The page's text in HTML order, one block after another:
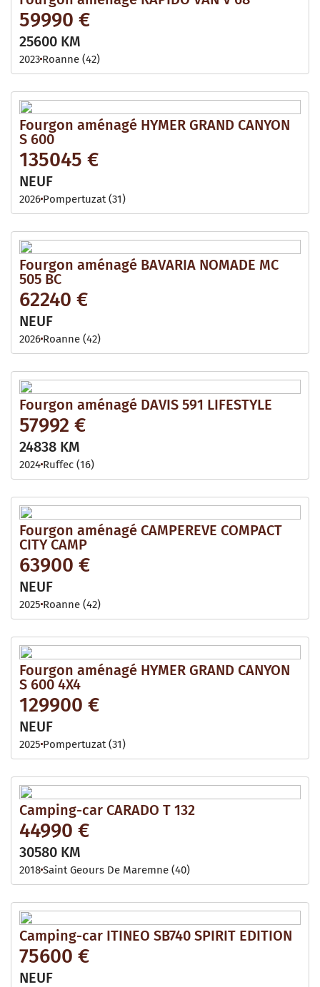
59990 €
25600 KM
2023 Roanne (42)
Fourgon aménagé HYMER GRAND CANYON
S 600
135045 €
NEUF
2026 Pompertuzat (31)
Fourgon aménagé BAVARIA NOMADE MC
505 BC
62240 €
NEUF
2026 Roanne (42)
Fourgon aménagé DAVIS 591 LIFESTYLE
57992 €
24838 KM
2024 Ruffec (16)
Fourgon aménagé CAMPEREVE COMPACT
CITY CAMP
63900 €
NEUF
2025 Roanne (42)
Fourgon aménagé HYMER GRAND CANYON
S 600 4X4
129900 €
NEUF
2025 Pompertuzat (31)
Camping-car CARADO T 132
44990 €
30580 KM
2018Saint Geours De Maremne (40)
Camping-car ITINEO SB740 SPIRIT EDITION
75600 €
NEUF